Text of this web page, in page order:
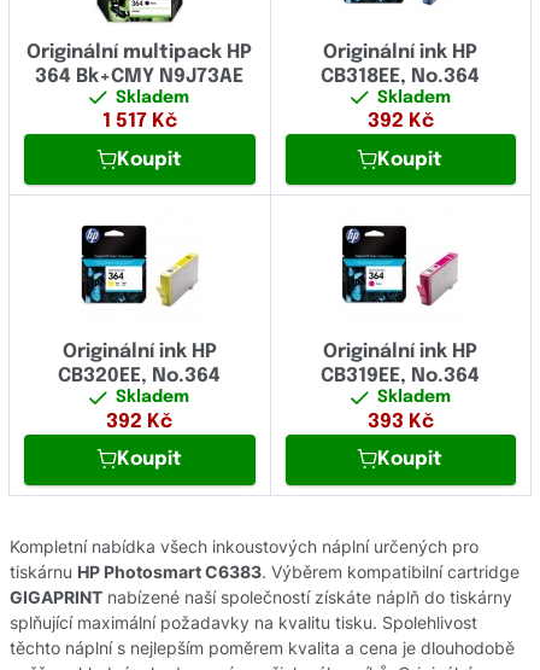
Originální multipack HP
364 Bk+CMY N9J73AE
Skladem
1 517 Kč
Koupit
Originální ink HP
CB318EE, No.364
Skladem
392 Kč
Koupit
Originální ink HP
CB320EE, No.364
Skladem
392 Kč
Koupit
Originální ink HP
CB319EE, No.364
Skladem
393 Kč
Koupit
Kompletní nabídka všech inkoustových náplní určených pro
tiskárnu HP Photosmart C6383. Výběrem kompatibilní cartridge
GIGAPRINT nabízené naší společností získáte náplň do tiskárny
splňující maximální požadavky na kvalitu tisku. Spolehlivost
těchto náplní s nejlepším poměrem kvalita a cena je dlouhodobě